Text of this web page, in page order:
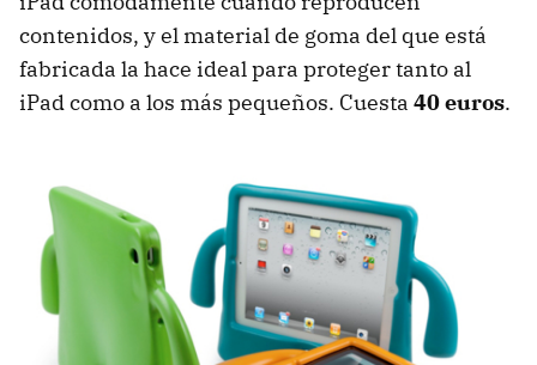
contenidos, y el material de goma del que está
fabricada la hace ideal para proteger tanto al
iPad como a los más pequeños. Cuesta 40 euros.